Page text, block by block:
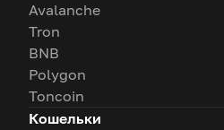
Avalanche
Tron
BNB
Polygon
Toncoin
Кошельки